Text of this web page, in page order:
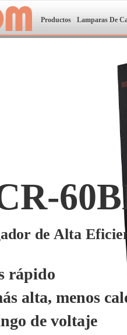
Productos Lamparas De
de Alta
rápido
alta, menos
de voltaje